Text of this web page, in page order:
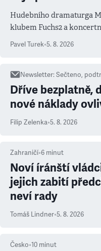
Hudebního dramaturga
klubem Fuchs2 a
ale atmosféra
Pavel Turek•5. 8. 2026
Newsletter:Sečteno,
Dříve bezplatně,
nové náklady
Filip Zelenka•5. 8. 2026
Zahraničí•6 minut
Noví íránští
jejich zabití
neví rady
Tomáš Lindner•5. 8. 2026
Česko•10 minut